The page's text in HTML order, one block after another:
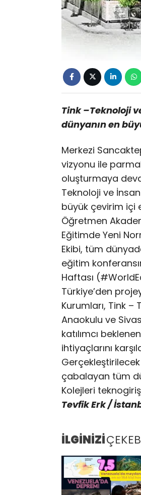
Tink –Teknoloji
dünyanın en
Merkezi
vizyonu ile
oluşturmaya
Teknoloji ve
büyük çevirim içi
Öğretmen
Eğitimde Yeni
Ekibi, tüm
eğitim
Haftası
Türkiye’den
Kurumları, Tink
Anaokulu ve
katılımcı
ihtiyaçlarını
çabalayan tüm
Kolejleri
Tevfik Erk /
İLGİNİZİ